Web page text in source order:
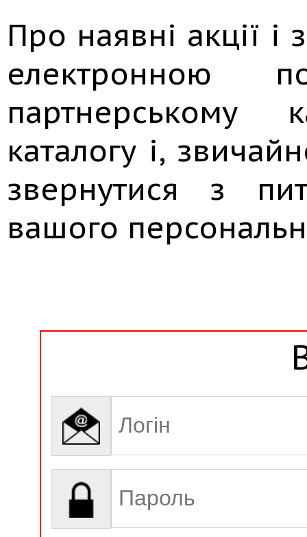
Про наявні акції
електронною
партнерському
каталогу і,
звернутися з
вашого